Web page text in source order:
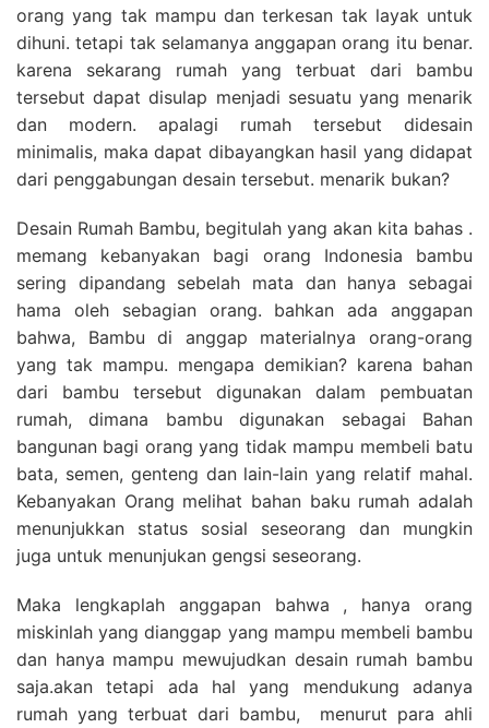
orang yang tak mampu dan terkesan tak layak untuk
dihuni. tetapi tak selamanya anggapan orang itu benar.
karena sekarang rumah yang terbuat dari bambu
tersebut dapat disulap menjadi sesuatu yang menarik
dan modern. apalagi rumah tersebut didesain
minimalis, maka dapat dibayangkan hasil yang didapat
dari penggabungan desain tersebut. menarik bukan?
Desain Rumah Bambu, begitulah yang akan kita bahas .
memang kebanyakan bagi orang Indonesia bambu
sering dipandang sebelah mata dan hanya sebagai
hama oleh sebagian orang. bahkan ada anggapan
bahwa, Bambu di anggap materialnya orang-orang
yang tak mampu. mengapa demikian? karena bahan
dari bambu tersebut digunakan dalam pembuatan
rumah, dimana bambu digunakan sebagai Bahan
bangunan bagi orang yang tidak mampu membeli batu
bata, semen, genteng dan lain-lain yang relatif mahal.
Kebanyakan Orang melihat bahan baku rumah adalah
menunjukkan status sosial seseorang dan mungkin
juga untuk menunjukan gengsi seseorang.
Maka lengkaplah anggapan bahwa , hanya orang
miskinlah yang dianggap yang mampu membeli bambu
dan hanya mampu mewujudkan desain rumah bambu
saja.akan tetapi ada hal yang mendukung adanya
rumah yang terbuat dari bambu, menurut para ahli